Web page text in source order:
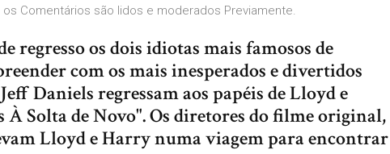
Comentários são lidos e moderados Previamente.
regresso os dois idiotas mais famosos de
com os mais inesperados e divertidos
Daniels regressam aos papéis de Lloyd e
À Solta de Novo". Os diretores do filme original,
Lloyd e Harry numa viagem para encontrar